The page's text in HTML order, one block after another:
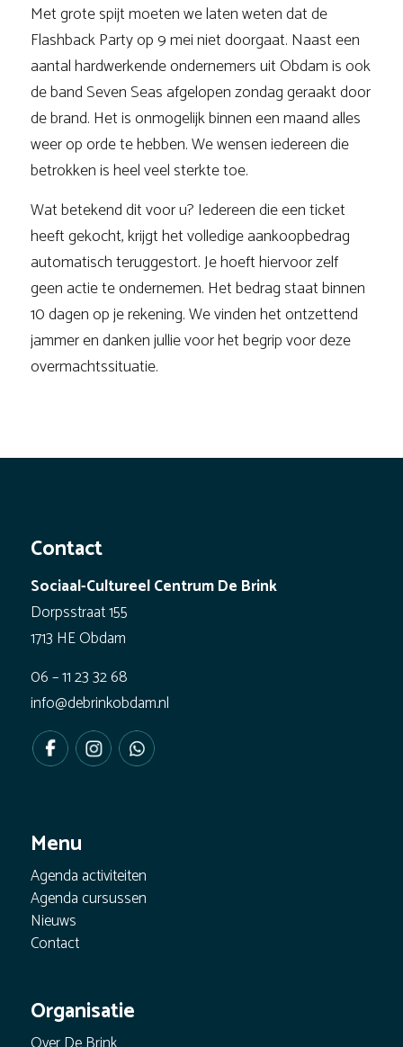
Met grote spijt moeten we laten weten dat de
Flashback Party op 9 mei niet doorgaat. Naast een
aantal hardwerkende ondernemers uit Obdam is ook
de band Seven Seas afgelopen zondag geraakt door
de brand. Het is onmogelijk binnen een maand alles
weer op orde te hebben. We wensen iedereen die
betrokken is heel veel sterkte toe.
Wat betekend dit voor u? Iedereen die een ticket
heeft gekocht, krijgt het volledige aankoopbedrag
automatisch teruggestort. Je hoeft hiervoor zelf
geen actie te ondernemen. Het bedrag staat binnen
10 dagen op je rekening. We vinden het ontzettend
jammer en danken jullie voor het begrip voor deze
overmachtssituatie.
Contact
Sociaal-Cultureel Centrum De Brink
Dorpsstraat 155
1713 HE Obdam
06 – 11 23 32 68
info@debrinkobdam.nl
Menu
Agenda activiteiten
Agenda cursussen
Nieuws
Contact
Organisatie